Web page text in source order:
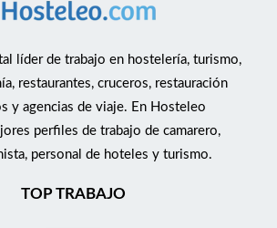
líder de trabajo en hostelería, turismo,
restaurantes, cruceros, restauración
y agencias de viaje. En Hosteleo
perfiles de trabajo de camarero,
personal de hoteles y turismo.
TOP TRABAJO